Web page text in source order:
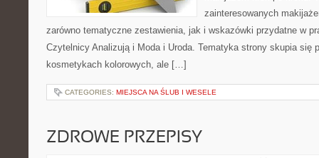
zainteresowanych
zarówno tematyczne zestawienia, jak i wskazówki przydatne w
Czytelnicy Analizują i Moda i Uroda. Tematyka strony skupia się
kosmetykach kolorowych, ale […]
CATEGORIES: MIEJSCA NA ŚLUB I WESELE
ZDROWE PRZEPISY